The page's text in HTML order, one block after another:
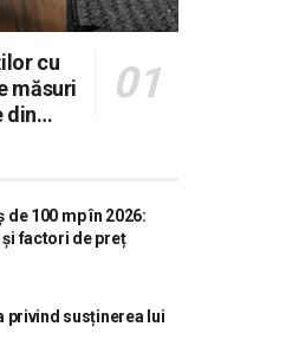
cu
măsuri
din
100 mp în 2026:
factori de preț
privind susținerea lui